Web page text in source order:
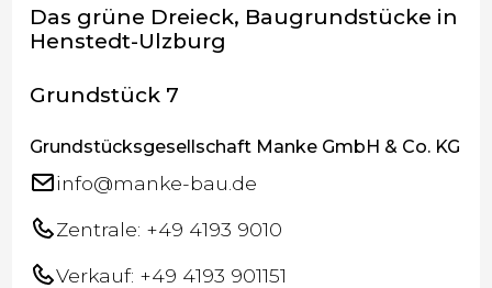
Das grüne Dreieck, Baugrundstücke in
Henstedt-Ulzburg
Grundstück 7
Grundstücksgesellschaft Manke GmbH & Co. KG
info@manke-bau.de
Zentrale: +49 4193 9010
Verkauf: +49 4193 901151